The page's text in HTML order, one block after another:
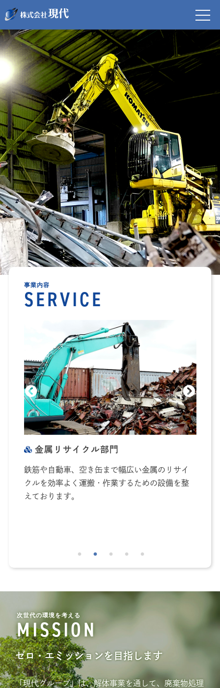
善循環型社会の
実現を目指して
事業内容
SERVICE
金属リサイクル部門
鉄筋や自動車、空き缶まで幅広い金属のリサイ
クルを効率よく運搬・作業するための設備を整
えております。
次世代の環境を考える
MISSION
ゼロ・エミッションを目指します
「現代グループ」は、解体事業を通して、廃棄物処理